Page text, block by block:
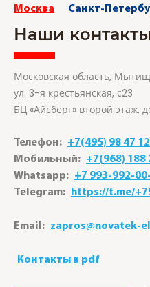
Москва Санкт-
Наши контакты
Московская область,
ул. 3-я крестьянская, с23
БЦ «Айсберг» второй этаж,
Телефон: +7(495) 98 47
Мобильный: +7(968) 188
Whatsapp: +7 993-992-
Telegram: https://t.me/
Email: zapros@novatek-
Контакты в pdf